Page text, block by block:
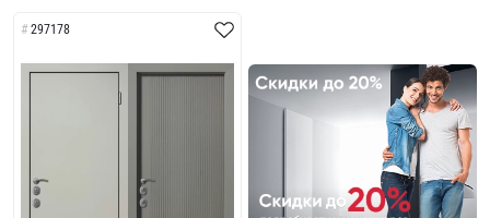
297178